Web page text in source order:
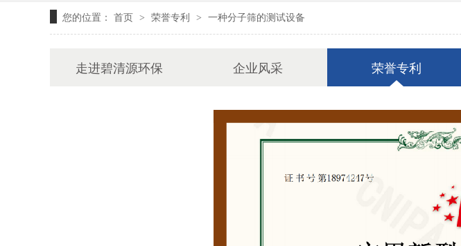
您的位置： 首页 > 荣誉专利 > 一种分子筛的测试设备
走进碧清源环保 企业风采 荣誉专利